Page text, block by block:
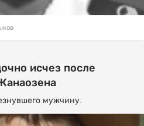
исчез после
мужчину.